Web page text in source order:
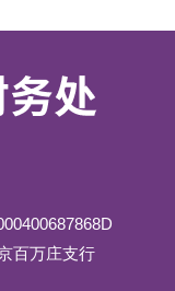
百万庄支行